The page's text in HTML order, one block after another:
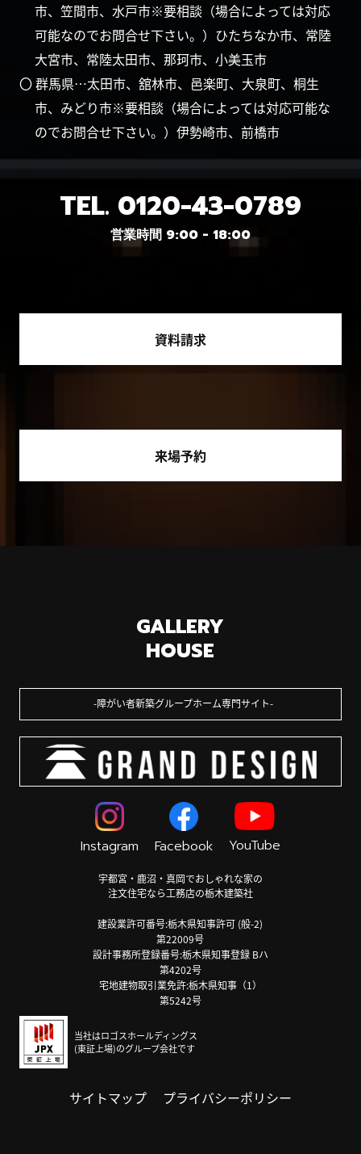
市、笠間市、水戸市※要相談（場合によっては対応
可能なのでお問合せ下さい。）ひたちなか市、常陸
大宮市、常陸太田市、那珂市、小美玉市
〇 群馬県…太田市、舘林市、邑楽町、大泉町、桐生
市、みどり市※要相談（場合によっては対応可能な
のでお問合せ下さい。）伊勢崎市、前橋市
TEL. 0120-43-0789
営業時間 9:00 - 18:00
資料請求
来場予約
GALLERY
HOUSE
障がい者新築グループホーム専門サイト
Instagram Facebook YouTube
宇都宮・鹿沼・真岡でおしゃれな家の
注文住宅なら工務店の栃木建築社
建設業許可番号:栃木県知事許可 (般-2)
第22009号
設計事務所登録番号:栃木県知事登録 Bハ
第4202号
宅地建物取引業免許:栃木県知事（1）
第5242号
当社はロゴスホールディングス
(東証上場)のグループ会社です
サイトマップ プライバシーポリシー